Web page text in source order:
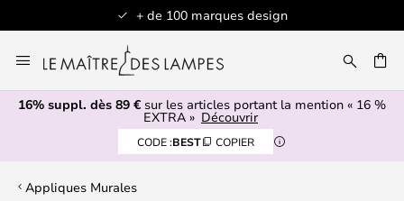
+ de 100 marques design
au
contenu
16% suppl. dès 89 € sur les articles portant la mention « 16 %
EXTRA » Découvrir
CODE :BEST COPIER
Appliques Murales